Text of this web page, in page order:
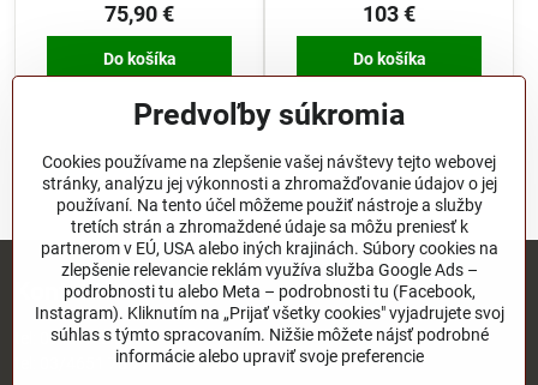
75,90 €
Do košíka
103 €
Do košíka
Nie sú žiadne ďalšie produkty.
1 2
Kontakt
0911 472 267
03/4651 73 77
Predvoľby súkromia
Cookies používame na zlepšenie vašej návštevy tejto webovej
stránky, analýzu jej výkonnosti a zhromažďovanie údajov o jej
používaní. Na tento účel môžeme použiť nástroje a služby
tretích strán a zhromaždené údaje sa môžu preniesť k
partnerom v EÚ, USA alebo iných krajinách. Súbory cookies na
zlepšenie relevancie reklám využíva služba Google Ads –
podrobnosti tu alebo Meta – podrobnosti tu (Facebook,
Instagram). Kliknutím na „Prijať všetky cookies" vyjadrujete svoj
súhlas s týmto spracovaním. Nižšie môžete nájsť podrobné
informácie alebo upraviť svoje preferencie